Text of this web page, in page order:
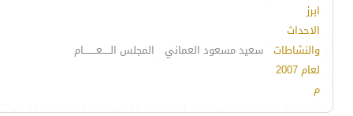
ابرز
الاحداث
والنشاطات
لعام 2007
م
سعيد مسعود العماني المجلس الـــــعــــــــام